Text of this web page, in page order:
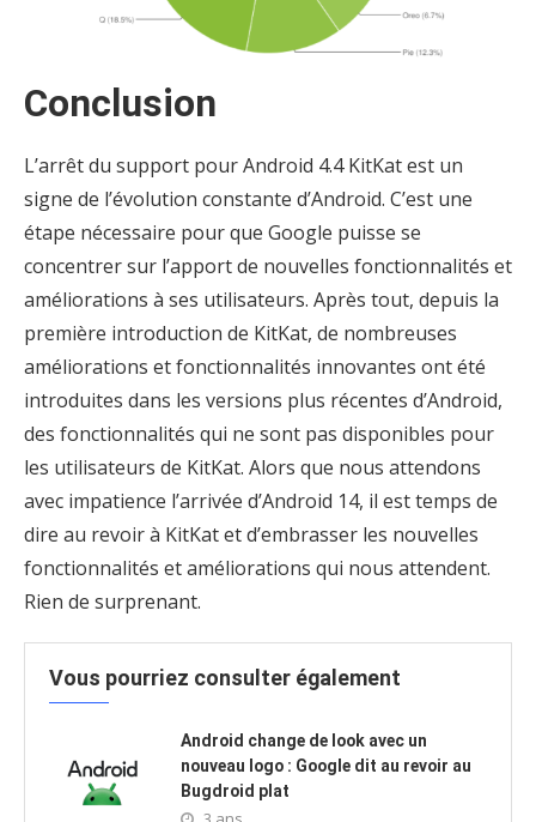
Conclusion
L’arrêt du support pour Android 4.4 KitKat est un
signe de l’évolution constante d’Android. C’est une
étape nécessaire pour que Google puisse se
concentrer sur l’apport de nouvelles fonctionnalités et
améliorations à ses utilisateurs. Après tout, depuis la
première introduction de KitKat, de nombreuses
améliorations et fonctionnalités innovantes ont été
introduites dans les versions plus récentes d’Android,
des fonctionnalités qui ne sont pas disponibles pour
les utilisateurs de KitKat. Alors que nous attendons
avec impatience l’arrivée d’Android 14, il est temps de
dire au revoir à KitKat et d’embrasser les nouvelles
fonctionnalités et améliorations qui nous attendent.
Rien de surprenant.
Vous pourriez consulter également
Android change de look avec un
nouveau logo : Google dit au revoir au
Bugdroid plat